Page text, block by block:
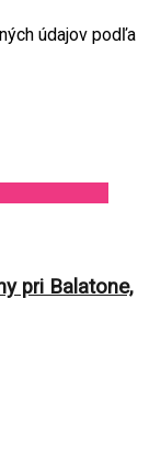
údajov podľa
pri Balatone,